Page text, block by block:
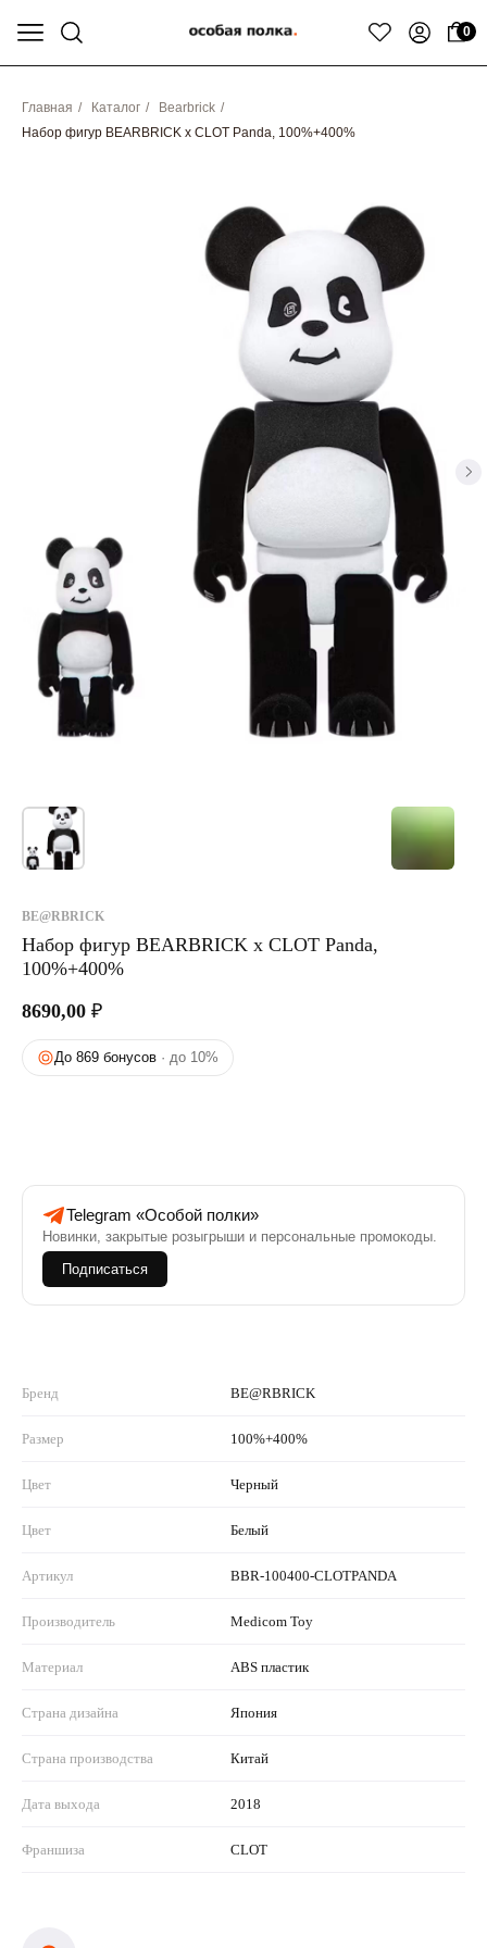
0
Главная / Каталог / Bearbrick /
Набор фигур BEARBRICK x CLOT Panda, 100%+400%
Набор фигур BEARBRICK x CLOT Panda,
100%+400%
BE@RBRICK
8690,00 ₽
До 869 бонусов · до 10%
Telegram «Особой полки»
Новинки, закрытые розыгрыши и персональные промокоды.
Подписаться
Бренд BE@RBRICK
Размер 100%+400%
Цвет Черный
Цвет Белый
Артикул BBR-100400-CLOTPANDA
Производитель Medicom Toy
Материал ABS пластик
Страна дизайна Япония
Страна производства Китай
Дата выхода 2018
Франшиза CLOT